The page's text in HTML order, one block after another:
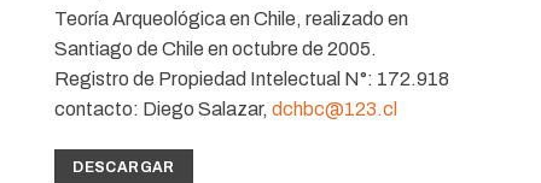
Teoría Arqueológica en Chile, realizado en
Santiago de Chile en octubre de 2005.
Registro de Propiedad Intelectual N°: 172.918
contacto: Diego Salazar, dchbc@123.cl
DESCARGAR